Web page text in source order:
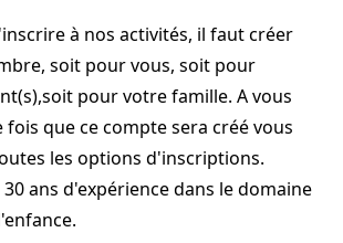
à nos activités, il faut créer
soit pour vous, soit pour
pour votre famille. A vous
fois que ce compte sera créé vous
les options d'inscriptions.
30 ans d'expérience dans le domaine